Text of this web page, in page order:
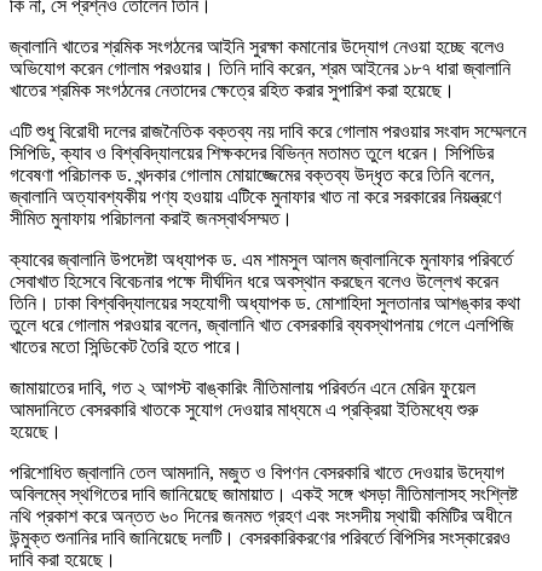
কি না, সে প্রশ্নও তোলেন তিনি।
জ্বালানি খাতের শ্রমিক সংগঠনের আইনি সুরক্ষা কমানোর উদ্যোগ নেওয়া হচ্ছে বলেও
অভিযোগ করেন গোলাম পরওয়ার। তিনি দাবি করেন, শ্রম আইনের ১৮৭ ধারা জ্বালানি
খাতের শ্রমিক সংগঠনের নেতাদের ক্ষেত্রে রহিত করার সুপারিশ করা হয়েছে।
এটি শুধু বিরোধী দলের রাজনৈতিক বক্তব্য নয় দাবি করে গোলাম পরওয়ার সংবাদ সম্মেলনে
সিপিডি, ক্যাব ও বিশ্ববিদ্যালয়ের শিক্ষকদের বিভিন্ন মতামত তুলে ধরেন। সিপিডির
গবেষণা পরিচালক ড. খন্দকার গোলাম মোয়াজ্জেমের বক্তব্য উদ্ধৃত করে তিনি বলেন,
জ্বালানি অত্যাবশ্যকীয় পণ্য হওয়ায় এটিকে মুনাফার খাত না করে সরকারের নিয়ন্ত্রণে
সীমিত মুনাফায় পরিচালনা করাই জনস্বার্থসম্মত।
ক্যাবের জ্বালানি উপদেষ্টা অধ্যাপক ড. এম শামসুল আলম জ্বালানিকে মুনাফার পরিবর্তে
সেবাখাত হিসেবে বিবেচনার পক্ষে দীর্ঘদিন ধরে অবস্থান করছেন বলেও উল্লেখ করেন
তিনি। ঢাকা বিশ্ববিদ্যালয়ের সহযোগী অধ্যাপক ড. মোশাহিদা সুলতানার আশঙ্কার কথা
তুলে ধরে গোলাম পরওয়ার বলেন, জ্বালানি খাত বেসরকারি ব্যবস্থাপনায় গেলে এলপিজি
খাতের মতো সিন্ডিকেট তৈরি হতে পারে।
জামায়াতের দাবি, গত ২ আগস্ট বাঙ্কারিং নীতিমালায় পরিবর্তন এনে মেরিন ফুয়েল
আমদানিতে বেসরকারি খাতকে সুযোগ দেওয়ার মাধ্যমে এ প্রক্রিয়া ইতিমধ্যে শুরু
হয়েছে।
পরিশোধিত জ্বালানি তেল আমদানি, মজুত ও বিপণন বেসরকারি খাতে দেওয়ার উদ্যোগ
অবিলম্বে স্থগিতের দাবি জানিয়েছে জামায়াত। একই সঙ্গে খসড়া নীতিমালাসহ সংশ্লিষ্ট
নথি প্রকাশ করে অন্তত ৬০ দিনের জনমত গ্রহণ এবং সংসদীয় স্থায়ী কমিটির অধীনে
উন্মুক্ত শুনানির দাবি জানিয়েছে দলটি। বেসরকারিকরণের পরিবর্তে বিপিসির সংস্কারেরও
দাবি করা হয়েছে।